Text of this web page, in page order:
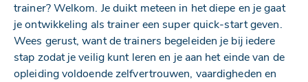
trainer? Welkom. Je duikt meteen in het diepe en je gaat
je ontwikkeling als trainer een super quick-start geven.
Wees gerust, want de trainers begeleiden je bij iedere
stap zodat je veilig kunt leren en je aan het einde van de
opleiding voldoende zelfvertrouwen, vaardigheden en